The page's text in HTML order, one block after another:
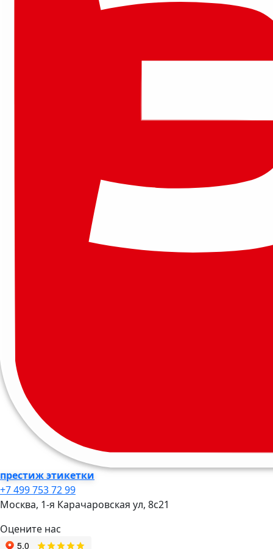
престиж этикетки
+7 499 753 72 99
Москва, 1-я Карачаровская ул, 8c21
Оцените нас